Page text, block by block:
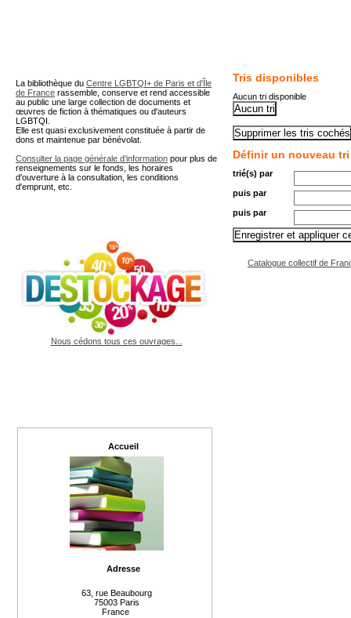
Tris disponibles
Aucun tri disponible
Définir un nouveau tri
trié(s) par
puis par
puis par
Catalogue collectif de
La bibliothèque du Centre LGBTQI+ de Paris et d'Île
de France rassemble, conserve et rend accessible
au public une large collection de documents et
œuvres de fiction à thématiques ou d'auteurs
LGBTQI.
Elle est quasi exclusivement constituée à partir de
dons et maintenue par bénévolat.
Consulter la page générale d'information pour plus de
renseignements sur le fonds, les horaires
d'ouverture à la consultation, les conditions
d'emprunt, etc.
Nous cédons tous ces ouvrages...
Accueil
Adresse
63, rue Beaubourg
75003 Paris
France